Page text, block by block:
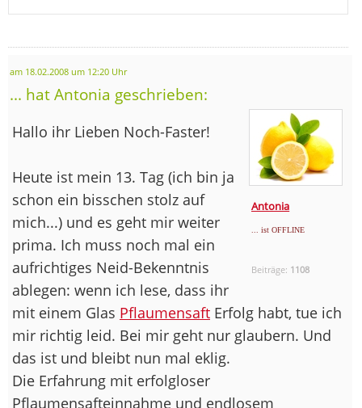
am 18.02.2008 um 12:20 Uhr
... hat Antonia geschrieben:
Antonia
... ist OFFLINE
Beiträge: 1108
Hallo ihr Lieben Noch-Faster!
Heute ist mein 13. Tag (ich bin ja
schon ein bisschen stolz auf
mich...) und es geht mir weiter
prima. Ich muss noch mal ein
aufrichtiges Neid-Bekenntnis
ablegen: wenn ich lese, dass ihr
mit einem Glas Pflaumensaft Erfolg habt, tue ich
mir richtig leid. Bei mir geht nur glaubern. Und
das ist und bleibt nun mal eklig.
Die Erfahrung mit erfolgloser
Pflaumensafteinnahme und endlosem